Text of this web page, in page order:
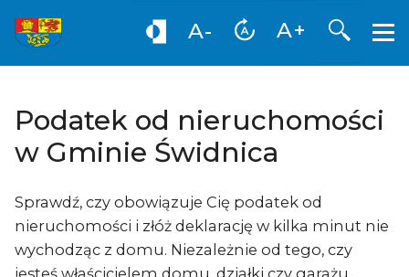
A- A+ Otwórz
Podatek od nieruchomości
w Gminie Świdnica
Sprawdź, czy obowiązuje Cię podatek od
nieruchomości i złóż deklarację w kilka minut nie
wychodząc z domu. Niezależnie od tego, czy